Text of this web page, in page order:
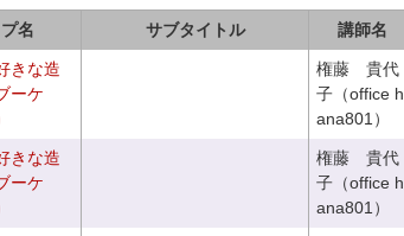
名 サブタイトル 講師名
きな造
ーケ
権藤 貴代
子（office h
ana801）
きな造
ーケ
権藤 貴代
子（office h
ana801）